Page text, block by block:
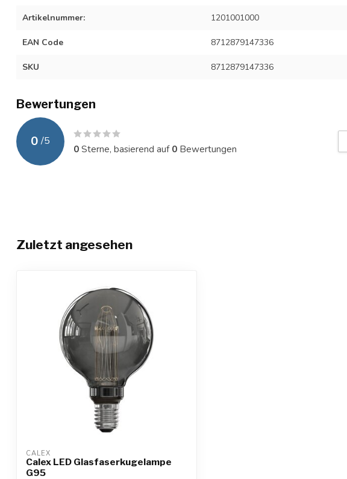
Artikelnummer: 1201001000
EAN Code 8712879147336
SKU 8712879147336
Bewertungen
0 /5
0Sterne, basierend auf0 Bewertungen
Zuletzt angesehen
CALEX
Calex LED Glasfaserkugelampe
G95